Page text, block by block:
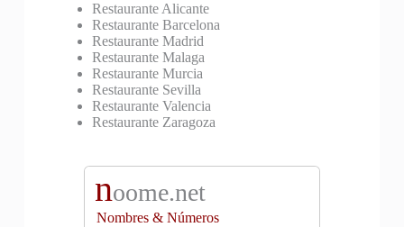
Restaurante Alicante
Restaurante Barcelona
Restaurante Madrid
Restaurante Malaga
Restaurante Murcia
Restaurante Sevilla
Restaurante Valencia
Restaurante Zaragoza
noome.net
Nombres & Números